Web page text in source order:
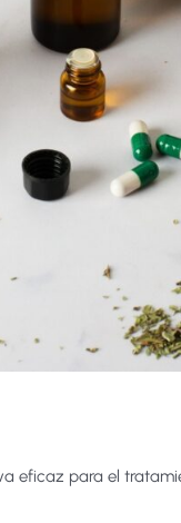
eficaz para el